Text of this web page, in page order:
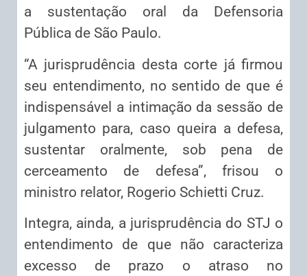
a sustentação oral da Defensoria
Pública de São Paulo.
“A jurisprudência desta corte já firmou
seu entendimento, no sentido de que é
indispensável a intimação da sessão de
julgamento para, caso queira a defesa,
sustentar oralmente, sob pena de
cerceamento de defesa”, frisou o
ministro relator, Rogerio Schietti Cruz.
Integra, ainda, a jurisprudência do STJ o
entendimento de que não caracteriza
excesso de prazo o atraso no